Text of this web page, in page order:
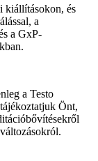
kiállításokon, és
a
a GxP-
a Testo
Önt,